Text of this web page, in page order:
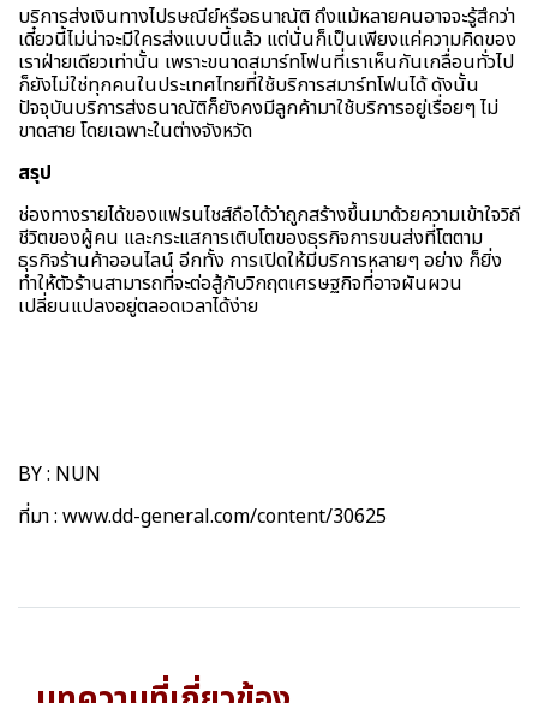
บริการส่งเงินทางไปรษณีย์หรือธนาณัติ ถึงแม้หลายคนอาจจะรู้สึกว่า
เดี๋ยวนี้ไม่น่าจะมีใครส่งแบบนี้แล้ว แต่นั่นก็เป็นเพียงแค่ความคิดของ
เราฝ่ายเดียวเท่านั้น เพราะขนาดสมาร์ทโฟนที่เราเห็นกันเกลื่อนทั่วไป
ก็ยังไม่ใช่ทุกคนในประเทศไทยที่ใช้บริการสมาร์ทโฟนได้ ดังนั้น
ปัจจุบันบริการส่งธนาณัติก็ยังคงมีลูกค้ามาใช้บริการอยู่เรื่อยๆ ไม่
ขาดสาย โดยเฉพาะในต่างจังหวัด
สรุป
ช่องทางรายได้ของแฟรนไชส์ถือได้ว่าถูกสร้างขึ้นมาด้วยความเข้าใจวิถี
ชีวิตของผู้คน และกระแสการเติบโตของธุรกิจการขนส่งที่โตตาม
ธุรกิจร้านค้าออนไลน์ อีกทั้ง การเปิดให้มีบริการหลายๆ อย่าง ก็ยิ่ง
ทำให้ตัวร้านสามารถที่จะต่อสู้กับวิกฤตเศรษฐกิจที่อาจผันผวน
เปลี่ยนแปลงอยู่ตลอดเวลาได้ง่าย
BY : NUN
ที่มา : www.dd-general.com/content/30625